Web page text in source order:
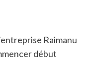
Raimanu
début